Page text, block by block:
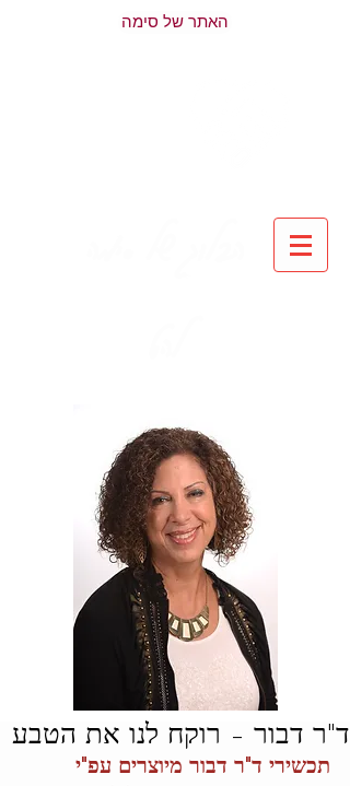
האתר של סימה
ד"ר דבור – רוקח לנו את הטבע
תכשירי ד"ר דבור מיוצרים עפ"י